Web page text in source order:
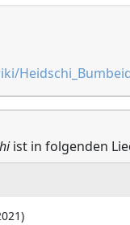
ist in folgenden